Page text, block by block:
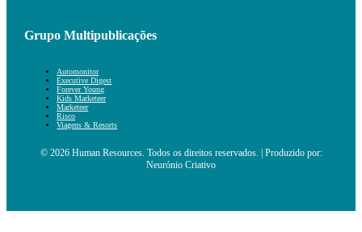
Grupo Multipublicações
Automonitor
Executive Digest
Forever Young
Kids Marketeer
Marketeer
Risco
Viagens & Resorts
© 2026 Human Resources. Todos os direitos reservados. | Produzido por:
Neurónio Criativo